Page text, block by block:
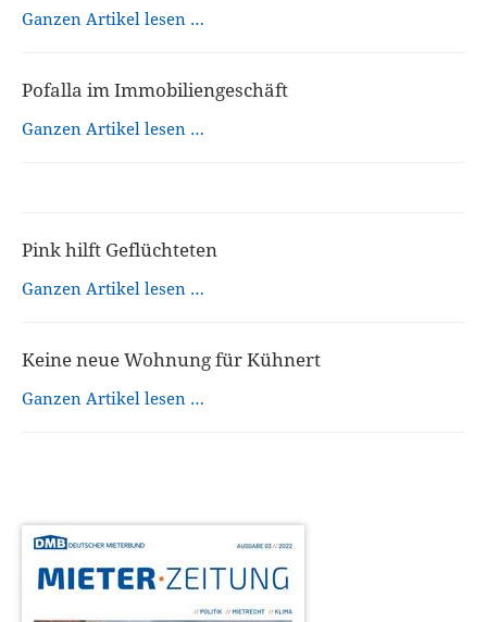
Ganzen Artikel lesen …
Pofalla im Immobiliengeschäft
Ganzen Artikel lesen …
Pink hilft Geflüchteten
Ganzen Artikel lesen …
Keine neue Wohnung für Kühnert
Ganzen Artikel lesen …